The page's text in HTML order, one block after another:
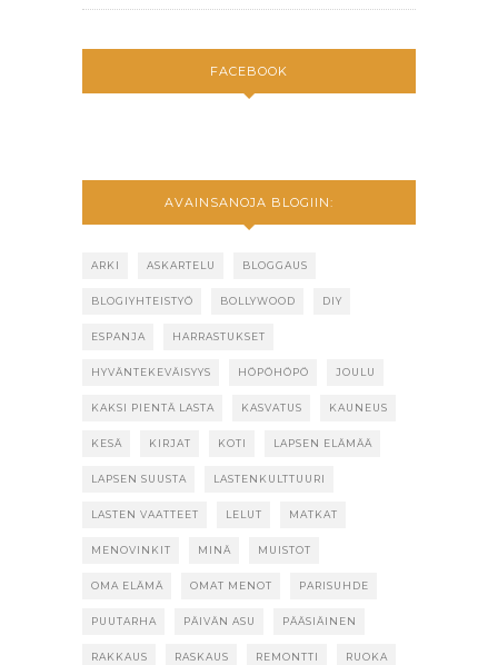
FACEBOOK
AVAINSANOJA BLOGIIN:
ARKI ASKARTELU BLOGGAUS
BLOGIYHTEISTYÖ BOLLYWOOD DIY
ESPANJA HARRASTUKSET
HYVÄNTEKEVÄISYYS HÖPÖHÖPÖ JOULU
KAKSI PIENTÄ LASTA KASVATUS KAUNEUS
KESÄ KIRJAT KOTI LAPSEN ELÄMÄÄ
LAPSEN SUUSTA LASTENKULTTUURI
LASTEN VAATTEET LELUT MATKAT
MENOVINKIT MINÄ MUISTOT
OMA ELÄMÄ OMAT MENOT PARISUHDE
PUUTARHA PÄIVÄN ASU PÄÄSIÄINEN
RAKKAUS RASKAUS REMONTTI RUOKA